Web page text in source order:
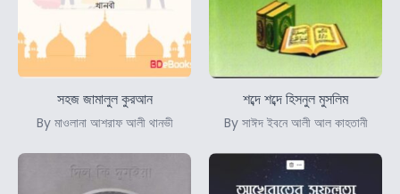
সহজ জামালুল কুরআন
By মাওলানা আশরাফ আলী থানভী
শব্দে শব্দে হিসনুল মুসলিম
By সাঈদ ইবনে আলী আল কাহতানী